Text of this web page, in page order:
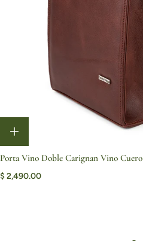
Porta Vino Doble Carignan Vino Cuero
$ 2,490.00